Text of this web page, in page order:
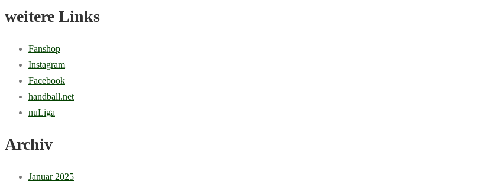
weitere Links
Fanshop
Instagram
Facebook
handball.net
nuLiga
Archiv
Januar 2025